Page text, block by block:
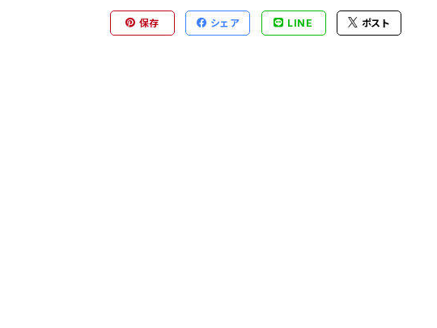
保存 シェア LINE ポスト